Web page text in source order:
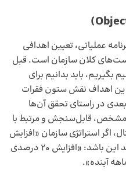
)
عملیاتی، تعیین اهدافی
کلان سازمان است. قبل
بگیریم، باید بدانیم برای
اهداف نقش ستون فقرات
بعدی در راستای تحقق آن‌ها
مشخص، قابل‌سنجش و مرتبط با
اگر استراتژی سازمان «افزایش
فروش» است، هدف عملیاتی می‌تواند این باشد: «افزایش ۲۰ درصدی
آینده».